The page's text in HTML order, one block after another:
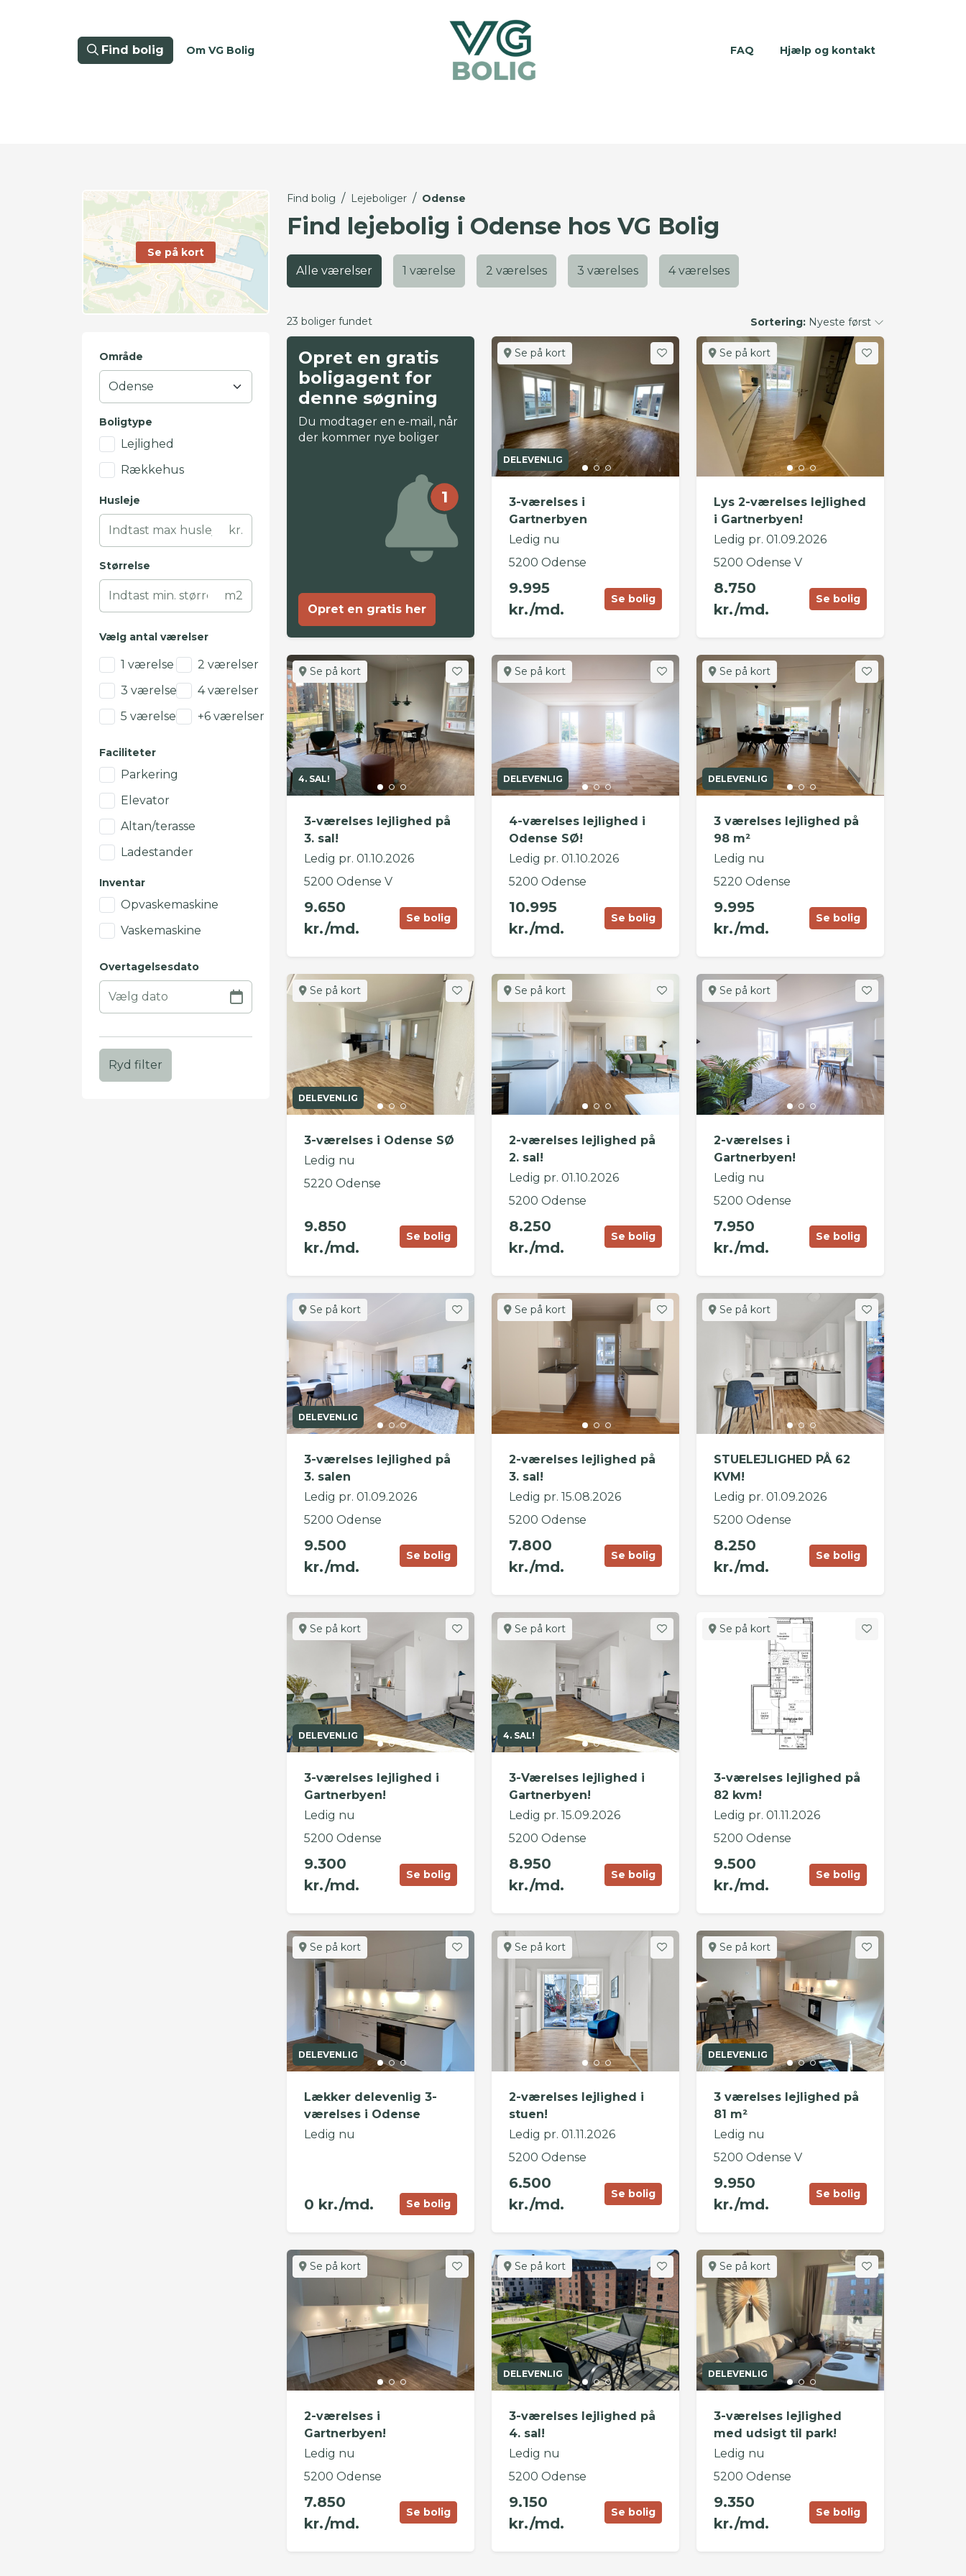
Find bolig Om VG Bolig FAQ Hjælp og kontakt
Se på kort
Område
Boligtype
Lejlighed
Rækkehus
Husleje
kr.
Størrelse
m2
Vælg antal værelser
1 værelse
2 værelser
3 værelser
4 værelser
5 værelser
+6 værelser
Faciliteter
Parkering
Elevator
Altan/terasse
Ladestander
Inventar
Opvaskemaskine
Vaskemaskine
Overtagelsesdato
Ryd filter
Find bolig / Lejeboliger / Odense
Find lejebolig i Odense hos VG Bolig
Alle værelser 1 værelse 2 værelses 3 værelses 4 værelses
23 boliger fundet Sortering: Nyeste først
Opret en gratis
boligagent for
denne søgning
Du modtager en e-mail, når
der kommer nye boliger
1
Opret en gratis her
Se på kort
DELEVENLIG
3-værelses i
Gartnerbyen
Ledig nu
5200 Odense
9.995
kr./md.
Se bolig
Se på kort
Lys 2-værelses lejlighed
i Gartnerbyen!
Ledig pr. 01.09.2026
5200 Odense V
8.750
kr./md.
Se bolig
Se på kort
4. SAL!
3-værelses lejlighed på
3. sal!
Ledig pr. 01.10.2026
5200 Odense V
9.650
kr./md.
Se bolig
Se på kort
DELEVENLIG
4-værelses lejlighed i
Odense SØ!
Ledig pr. 01.10.2026
5200 Odense
10.995
kr./md.
Se bolig
Se på kort
DELEVENLIG
3 værelses lejlighed på
98 m²
Ledig nu
5220 Odense
9.995
kr./md.
Se bolig
Se på kort
DELEVENLIG
3-værelses i Odense SØ
Ledig nu
5220 Odense
9.850
kr./md.
Se bolig
Se på kort
2-værelses lejlighed på
2. sal!
Ledig pr. 01.10.2026
5200 Odense
8.250
kr./md.
Se bolig
Se på kort
2-værelses i
Gartnerbyen!
Ledig nu
5200 Odense
7.950
kr./md.
Se bolig
Se på kort
DELEVENLIG
3-værelses lejlighed på
3. salen
Ledig pr. 01.09.2026
5200 Odense
9.500
kr./md.
Se bolig
Se på kort
2-værelses lejlighed på
3. sal!
Ledig pr. 15.08.2026
5200 Odense
7.800
kr./md.
Se bolig
Se på kort
STUELEJLIGHED PÅ 62
KVM!
Ledig pr. 01.09.2026
5200 Odense
8.250
kr./md.
Se bolig
Se på kort
DELEVENLIG
3-værelses lejlighed i
Gartnerbyen!
Ledig nu
5200 Odense
9.300
kr./md.
Se bolig
Se på kort
4. SAL!
3-Værelses lejlighed i
Gartnerbyen!
Ledig pr. 15.09.2026
5200 Odense
8.950
kr./md.
Se bolig
Se på kort
3-værelses lejlighed på
82 kvm!
Ledig pr. 01.11.2026
5200 Odense
9.500
kr./md.
Se bolig
Se på kort
DELEVENLIG
Lækker delevenlig 3-
værelses i Odense
Ledig nu
0 kr./md. Se bolig
Se på kort
2-værelses lejlighed i
stuen!
Ledig pr. 01.11.2026
5200 Odense
6.500
kr./md.
Se bolig
Se på kort
DELEVENLIG
3 værelses lejlighed på
81 m²
Ledig nu
5200 Odense V
9.950
kr./md.
Se bolig
Se på kort
2-værelses i
Gartnerbyen!
Ledig nu
5200 Odense
7.850
kr./md.
Se bolig
Se på kort
DELEVENLIG
3-værelses lejlighed på
4. sal!
Ledig nu
5200 Odense
9.150
kr./md.
Se bolig
Se på kort
DELEVENLIG
3-værelses lejlighed
med udsigt til park!
Ledig nu
5200 Odense
9.350
kr./md.
Se bolig